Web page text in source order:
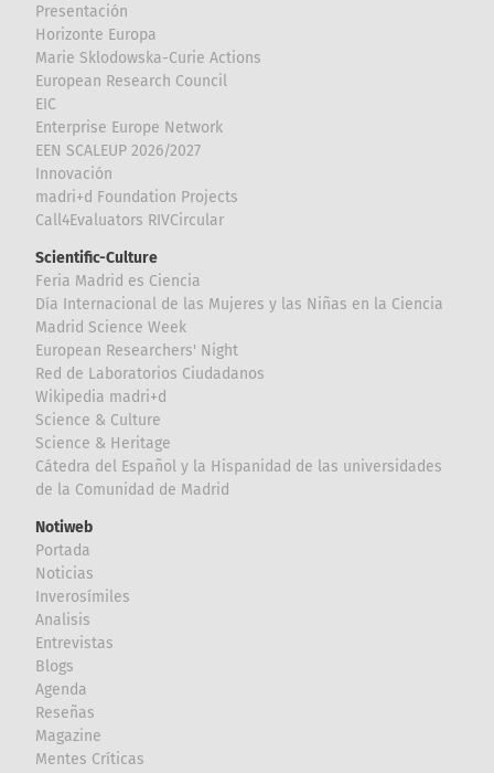
Presentación
Horizonte Europa
Marie Sklodowska-Curie Actions
European Research Council
EIC
Enterprise Europe Network
EEN SCALEUP 2026/2027
Innovación
madri+d Foundation Projects
Call4Evaluators RIVCircular
Scientific-Culture
Feria Madrid es Ciencia
Día Internacional de las Mujeres y las Niñas en la Ciencia
Madrid Science Week
European Researchers' Night
Red de Laboratorios Ciudadanos
Wikipedia madri+d
Science & Culture
Science & Heritage
Cátedra del Español y la Hispanidad de las universidades
de la Comunidad de Madrid
Notiweb
Portada
Noticias
Inverosímiles
Analisis
Entrevistas
Blogs
Agenda
Reseñas
Magazine
Mentes Críticas